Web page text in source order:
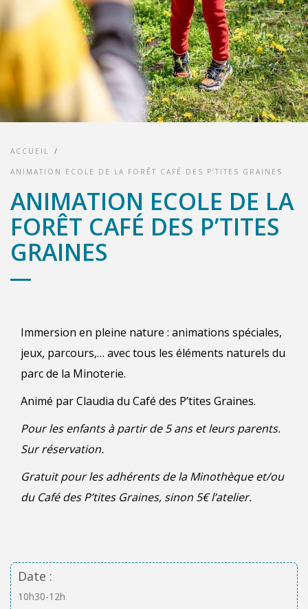
ACCUEIL /
ANIMATION ECOLE DE LA FORÊT CAFÉ DES P’TITES GRAINES
ANIMATION ECOLE DE LA
FORÊT CAFÉ DES P’TITES
GRAINES
Immersion en pleine nature : animations spéciales,
jeux, parcours,… avec tous les éléments naturels du
parc de la Minoterie.
Animé par Claudia du Café des P’tites Graines.
Pour les enfants à partir de 5 ans et leurs parents.
Sur réservation.
Gratuit pour les adhérents de la Minothèque et/ou
du Café des P’tites Graines, sinon 5€ l’atelier.
Date :
10h30-12h